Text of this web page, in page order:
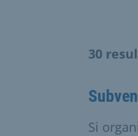
30
Si